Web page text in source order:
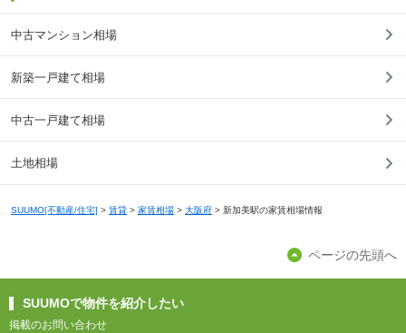
中古マンション相場
新築一戸建て相場
中古一戸建て相場
土地相場
SUUMO[不動産/住宅] > 賃貸 > 家賃相場 > 大阪府 > 新加美駅の家賃相場情報
ページの先頭へ
SUUMOで物件を紹介したい
掲載のお問い合わせ